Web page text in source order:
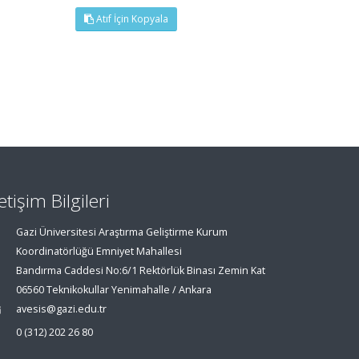
Atıf İçin Kopyala
Bilgileri
Gazi Üniversitesi Araştırma Geliştirme Kurum
Koordinatörlüğü Emniyet Mahallesi
Bandırma Caddesi No:6/1 Rektörlük Binası Zemin Kat
06560 Teknikokullar Yenimahalle / Ankara
avesis@gazi.edu.tr
0 (312) 202 26 80